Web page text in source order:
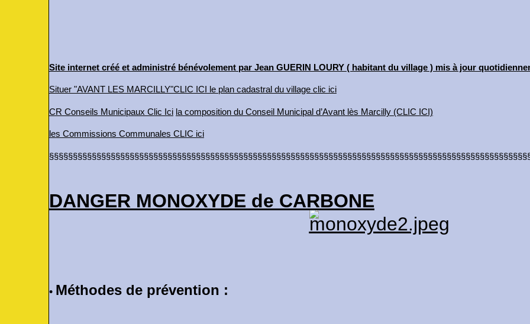
Site internet créé et administré bénévolement par Jean GUERIN LOURY ( habitant du village ) mis à jour
Situer "AVANT LES MARCILLY"CLIC ICI le plan cadastral du village clic ici
CR Conseils Municipaux Clic Ici la composition du Conseil Municipal d’Avant lès Marcilly (CLIC ICI)
les Commissions Communales CLIC ici
DANGER MONOXYDE de CARBONE
• Méthodes de prévention :